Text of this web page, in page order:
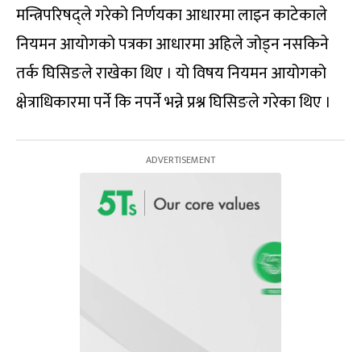
मन्त्रिपरिषद्ले गरेको निर्णयका आधारमा लाइन काटेकाले
नियमन आयोगको पत्रका आधारमा अहिले जोड्न नसकिने
तर्क घिसिङले राखेका थिए । यो विषय नियमन आयोगको
क्षेत्राधिकारमा पर्ने कि नपर्ने भन्ने प्रश्न घिसिङले गरेका थिए ।